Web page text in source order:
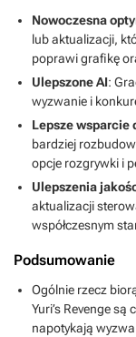
Nowoczesna
lub aktualizacji,
poprawi grafikę
Ulepszone AI:
wyzwanie i
Lepsze wsparcie
bardziej
opcje rozgrywki i
Ulepszenia
aktualizacji
współczesnym
Podsumowanie
Ogólnie rzecz
Yuri’s Revenge
napotykają